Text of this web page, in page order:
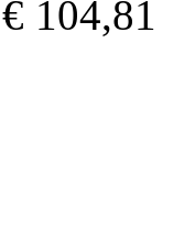
€ 104,81